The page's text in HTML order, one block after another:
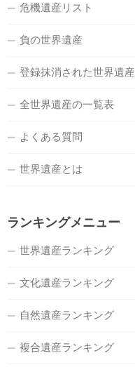
危機遺産リスト
負の世界遺産
登録抹消された世界遺産
全世界遺産の一覧表
よくある質問
世界遺産とは
ランキングメニュー
世界遺産ランキング
文化遺産ランキング
自然遺産ランキング
複合遺産ランキング